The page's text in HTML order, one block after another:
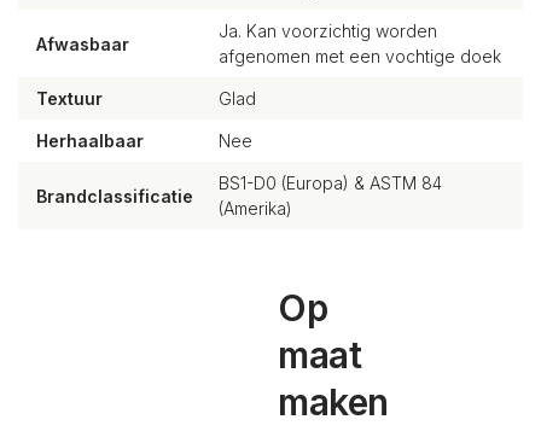
Afwasbaar
Ja. Kan voorzichtig worden
afgenomen met een vochtige doek
Textuur Glad
Herhaalbaar Nee
Brandclassificatie
BS1-D0 (Europa) & ASTM 84
(Amerika)
Op
maat
maken